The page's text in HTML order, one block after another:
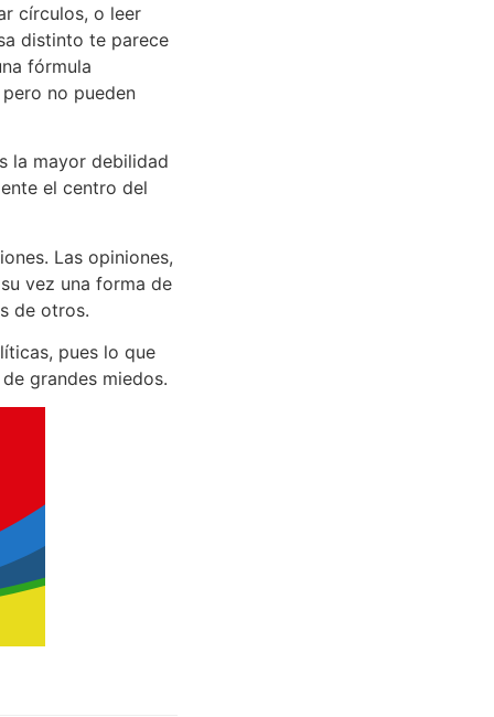
círculos, o leer
distinto te parece
fórmula
no pueden
la mayor debilidad
el centro del
Las opiniones,
vez una forma de
de otros.
pues lo que
grandes miedos.